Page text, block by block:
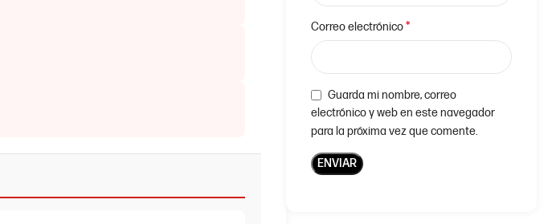
Correo electrónico*
Guarda mi nombre, correo
electrónico y web en este navegador
para la próxima vez que comente.